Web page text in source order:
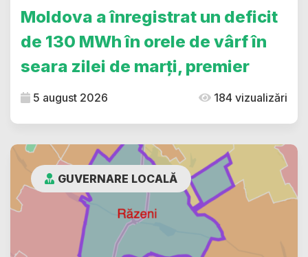
Moldova a înregistrat un deficit
de 130 MWh în orele de vârf în
seara zilei de marți, premier
5 august 2026 184 vizualizări
GUVERNARE LOCALĂ